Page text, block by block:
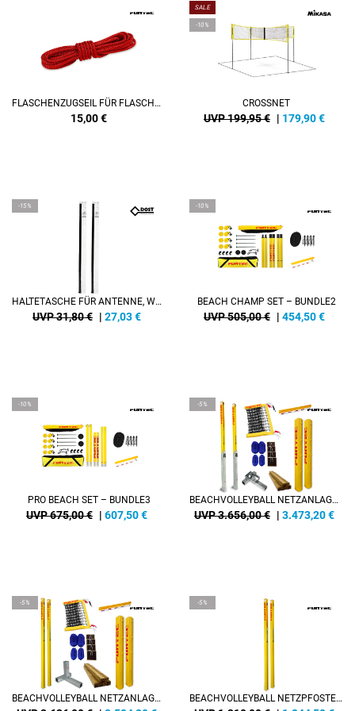
FLASCHENZUGSEIL FÜR FLASCHENZUGSPANNVORRICHTUNG (4,1 M)
15,00€
SALE
-10%
CROSSNET
UVP 199,95 € | 179,90€
-15%
HALTETASCHE FÜR ANTENNE, WEISS (PAAR)
UVP 31,80 € | 27,03€
-10%
BEACH CHAMP SET – BUNDLE2
UVP 505,00 € | 454,50€
-10%
PRO BEACH SET – BUNDLE3
UVP 675,00 € | 607,50€
-5%
BEACHVOLLEYBALL NETZANLAGE PRO BEACH 8,5 M, SWITCH+CB
UVP 3.656,00 € | 3.473,20€
-5%
BEACHVOLLEYBALL NETZANLAGE BEACH CHAMP 8,5 M, CB
-5%
BEACHVOLLEYBALL NETZPFOSTEN BEACH CHAMP